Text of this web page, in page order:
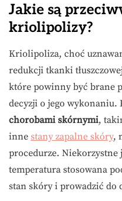
Jakie są
kriolipolizy?
Kriolipoliza, choć
redukcji tkanki
które powinny być brane
decyzji o jego wykonaniu.
chorobami skórnymi,
inne stany zapalne skóry,
procedurze. Niekorzystne
temperatura stosowana
stan skóry i prowadzić